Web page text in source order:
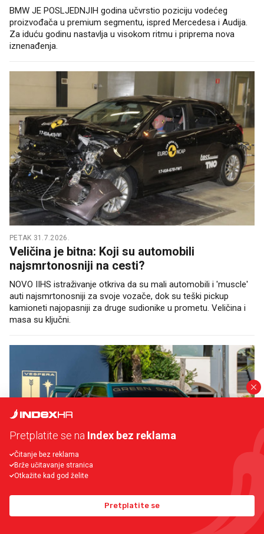
BMW JE POSLJEDNJIH godina učvrstio poziciju vodećeg
proizvođača u premium segmentu, ispred Mercedesa i Audija.
Za iduću godinu nastavlja u visokom ritmu i priprema nova
iznenađenja.
PETAK 31.7.2026.
Veličina je bitna: Koji su automobili
najsmrtonosniji na cesti?
NOVO IIHS istraživanje otkriva da su mali automobili i 'muscle'
auti najsmrtonosniji za svoje vozače, dok su teški pickup
kamioneti najopasniji za druge sudionike u prometu. Veličina i
masa su ključni.
Ovako izgleda kada Talijani prerade jednu od
Pretplatite se na Index bez reklama
Čitanje bez reklama
Brže učitavanje stranica
Otkažite kad god želite
Pretplatite se